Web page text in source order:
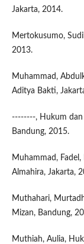
Jakarta, 2014.
Mertokusumo,
2013.
Muhammad,
Aditya Bakti,
--------, Hukum
Bandung, 2015.
Muhammad,
Almahira, Jakarta,
Muthahari,
Mizan, Bandung,
Muthiah, Aulia,